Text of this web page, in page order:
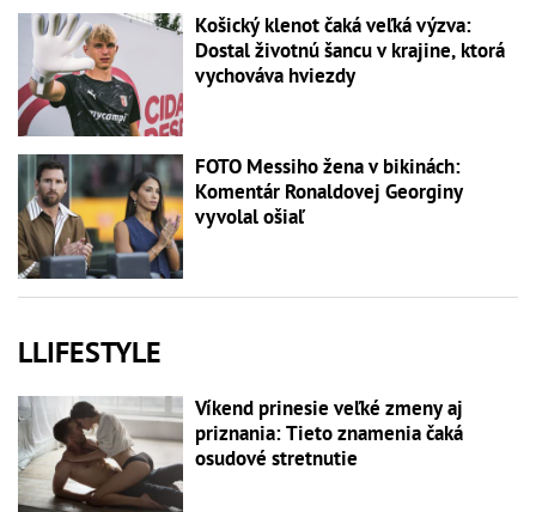
Košický klenot čaká veľká výzva:
Dostal životnú šancu v krajine, ktorá
vychováva hviezdy
FOTO Messiho žena v bikinách:
Komentár Ronaldovej Georginy
vyvolal ošiaľ
LLIFESTYLE
Víkend prinesie veľké zmeny aj
priznania: Tieto znamenia čaká
osudové stretnutie